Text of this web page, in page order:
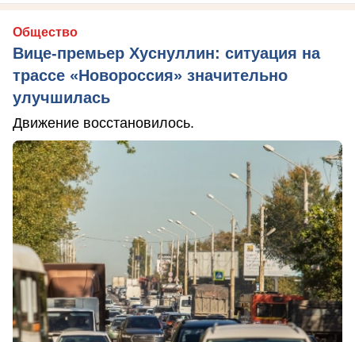
Общество
Вице-премьер Хуснуллин: ситуация на
трассе «Новороссия» значительно
улучшилась
Движение восстановилось.